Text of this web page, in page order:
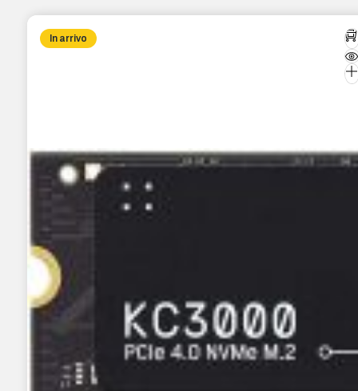
In arrivo